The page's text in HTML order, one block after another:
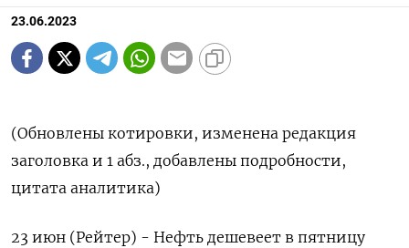
23.06.2023
(Обновлены котировки, изменена редакция
заголовка и 1 абз., добавлены подробности,
цитата аналитика)
23 июн (Рейтер) - Нефть дешевеет в пятницу